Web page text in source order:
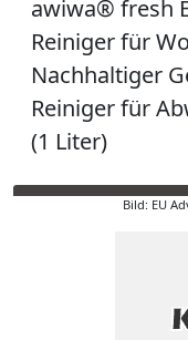
awiwa® fresh
Reiniger für
Nachhaltiger
Reiniger für
(1 Liter)
Bild: EU